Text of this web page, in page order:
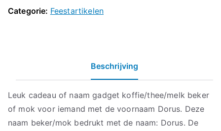
Categorie: Feestartikelen
Beschrijving
Leuk cadeau of naam gadget koffie/thee/melk beker
of mok voor iemand met de voornaam Dorus. Deze
naam beker/mok bedrukt met de naam: Dorus. De